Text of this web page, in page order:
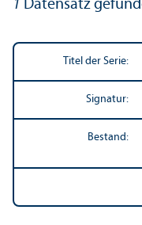
1 Datensatz
Titel der Serie:
Signatur:
Bestand: